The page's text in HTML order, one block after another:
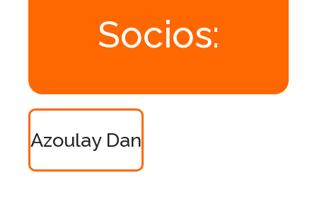
Socios:
Azoulay Dan